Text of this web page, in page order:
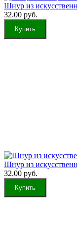
Шнур из
32.00 руб.
Шнур из
32.00 руб.